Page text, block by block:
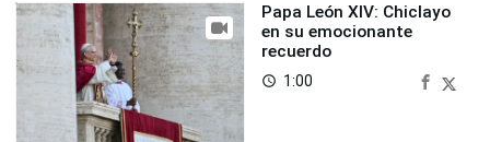
Papa León XIV: Chiclayo
en su emocionante
recuerdo
access_time 1:00